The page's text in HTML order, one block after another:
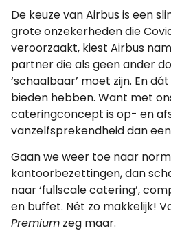
De keuze van Airbus is een
grote onzekerheden die
veroorzaakt, kiest Airbus
partner die als geen ander
‘schaalbaar’ moet zijn. En
bieden hebben. Want met
cateringconcept is op- en
vanzelfsprekendheid dan
Gaan we weer toe naar
kantoorbezettingen, dan
naar ‘fullscale catering’,
en buffet. Nét zo makkelijk!
Premium zeg maar.